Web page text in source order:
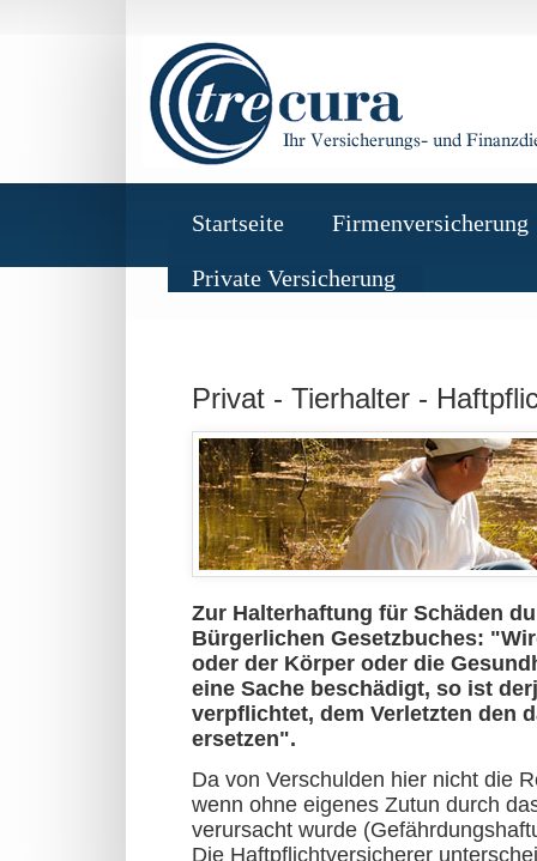
Startseite Firmenversicherung
Private Versicherung
Privat - Tierhalter -
Zur Halterhaftung für Schäden
Bürgerlichen Gesetzbuches:
oder der Körper oder die
eine Sache beschädigt, so ist
verpflichtet, dem Verletzten den
ersetzen".
Da von Verschulden hier nicht die
wenn ohne eigenes Zutun durch
verursacht wurde
Die Haftpflichtversicherer